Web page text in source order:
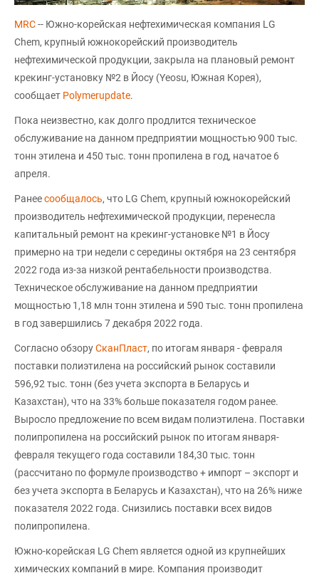
MRC-- Южно-корейская нефтехимическая компания LG
Chem, крупный южнокорейский производитель
нефтехимической продукции, закрыла на плановый ремонт
крекинг-установку №2 в Йосу (Yeosu, Южная Корея),
сообщает Polymerupdate.
Пока неизвестно, как долго продлится техническое
обслуживание на данном предприятии мощностью 900 тыс.
тонн этилена и 450 тыс. тонн пропилена в год, начатое 6
апреля.
Ранеесообщалось, что LG Chem, крупный южнокорейский
производитель нефтехимической продукции, перенесла
капитальный ремонт на крекинг-установке №1 в Йосу
примерно на три недели с середины октября на 23 сентября
2022 года из-за низкой рентабельности производства.
Техническое обслуживание на данном предприятии
мощностью 1,18 млн тонн этилена и 590 тыс. тонн пропилена
в год завершились 7 декабря 2022 года.
Согласно обзоруСканПласт, по итогам января - февраля
поставки полиэтилена на российский рынок составили
596,92 тыс. тонн (без учета экспорта в Беларусь и
Казахстан), что на 33% больше показателя годом ранее.
Выросло предложение по всем видам полиэтилена. Поставки
полипропилена на российский рынок по итогам января-
февраля текущего года составили 184,30 тыс. тонн
(рассчитано по формуле производство + импорт – экспорт и
без учета экспорта в Беларусь и Казахстан), что на 26% ниже
показателя 2022 года. Снизились поставки всех видов
полипропилена.
Южно-корейская LG Chem является одной из крупнейших
химических компаний в мире. Компания производит